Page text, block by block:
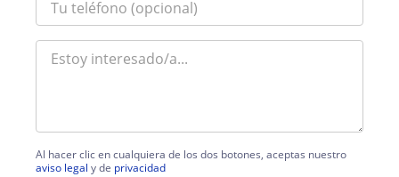
Al hacer clic en cualquiera de los dos botones, aceptas nuestro
aviso legal y de privacidad